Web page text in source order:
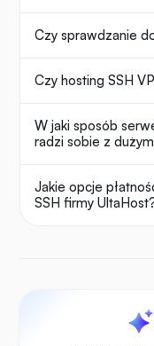
Czy sprawdzanie
Czy hosting SSH
W jaki sposób
radzi sobie z
Jakie opcje
SSH firmy